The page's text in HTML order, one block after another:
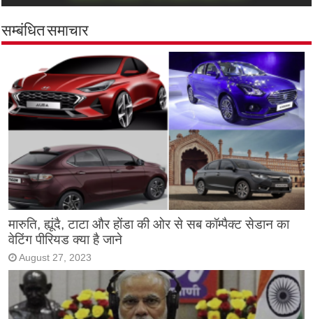
सम्बंधित समाचार
मारुति, ह्यूंदै, टाटा और होंडा की ओर से सब कॉम्पैक्ट सेडान का
वेटिंग पीरियड क्या है जाने
August 27, 2023